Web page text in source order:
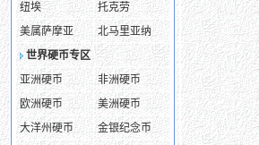
纽埃
托克劳
美属萨摩亚
北马里亚纳
世界硬币专区
亚洲硬币
非洲硬币
欧洲硬币
美洲硬币
大洋州硬币
金银纪念币